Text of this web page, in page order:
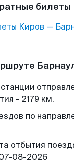
билеты
Киров —
- 2179 км.
по
отбытия
08-2026